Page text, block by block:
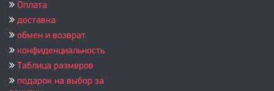
Оплата
доставка
обмен и возврат
конфиденциальность
Таблица размеров
подарок на выбор за